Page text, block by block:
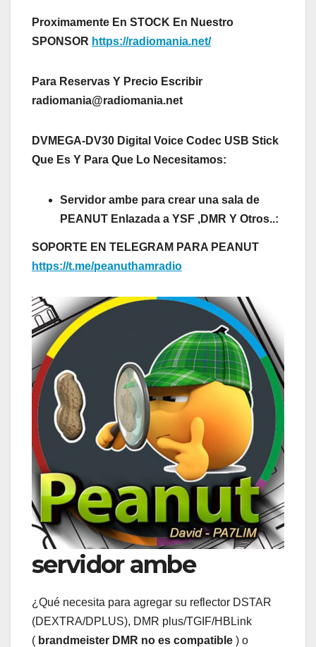
Proximamente En STOCK En Nuestro
SPONSOR https://radiomania.net/
Para Reservas Y Precio Escribir
radiomania@radiomania.net
DVMEGA-DV30 Digital Voice Codec USB Stick
Que Es Y Para Que Lo Necesitamos:
Servidor ambe para crear una sala de
PEANUT Enlazada a YSF ,DMR Y Otros..:
SOPORTE EN TELEGRAM PARA PEANUT
https://t.me/peanuthamradio
servidor ambe
¿Qué necesita para agregar su reflector DSTAR
(DEXTRA/DPLUS), DMR plus/TGIF/HBLink
( brandmeister DMR no es compatible ) o